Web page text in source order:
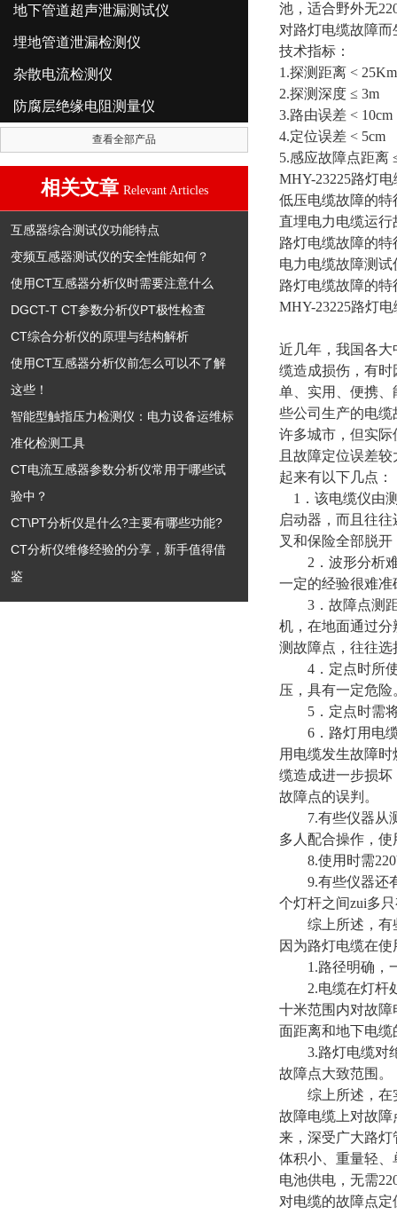
地下管道超声泄漏测试仪
埋地管道泄漏检测仪
杂散电流检测仪
防腐层绝缘电阻测量仪
查看全部产品
相关文章 Relevant Articles
互感器综合测试仪功能特点
变频互感器测试仪的安全性能如何？
使用CT互感器分析仪时需要注意什么
DGCT-T CT参数分析仪PT极性检查
CT综合分析仪的原理与结构解析
使用CT互感器分析仪前怎么可以不了解
这些！
智能型触指压力检测仪：电力设备运维标
准化检测工具
CT电流互感器参数分析仪常用于哪些试
验中？
CT\PT分析仪是什么?主要有哪些功能?
CT分析仪维修经验的分享，新手值得借
鉴
池，适合野外无
对路灯电缆故障
技术指标：
1.探测距离 < 25Km
2.探测深度 ≤ 3m
3.路由误差 < 10cm
4.定位误差 < 5cm
5.感应故障点距离
MHY-23225路灯
低压电缆故障的
直埋电力电缆运
路灯电缆故障的
电力电缆故障测试
路灯电缆故障的
MHY-23225路灯
近几年，我国各
缆造成损伤，有
单、实用、便携
些公司生产的电
许多城市，但实
且故障定位误差
起来有以下几点：
1．该电缆仪由
启动器，而且往
叉和保险全部脱
2．波形分析难
一定的经验很难准
3．故障点测距
机，在地面通过
测故障点，往往
4．定点时所使
压，具有一定危险
5．定点时需将
6．路灯用电缆
用电缆发生故障
缆造成进一步损
故障点的误判。
7.有些仪器从测
多人配合操作，
8.使用时需
9.有些仪器还有
个灯杆之间zui多
综上所述，有些
因为路灯电缆在
1.路径明确，
2.电缆在灯杆处
十米范围内对故
面距离和地下电
3.路灯电缆对绝
故障点大致范围。
综上所述，在实
故障电缆上对故障
来，深受广大路
体积小、重量轻
电池供电，无需
对电缆的故障点